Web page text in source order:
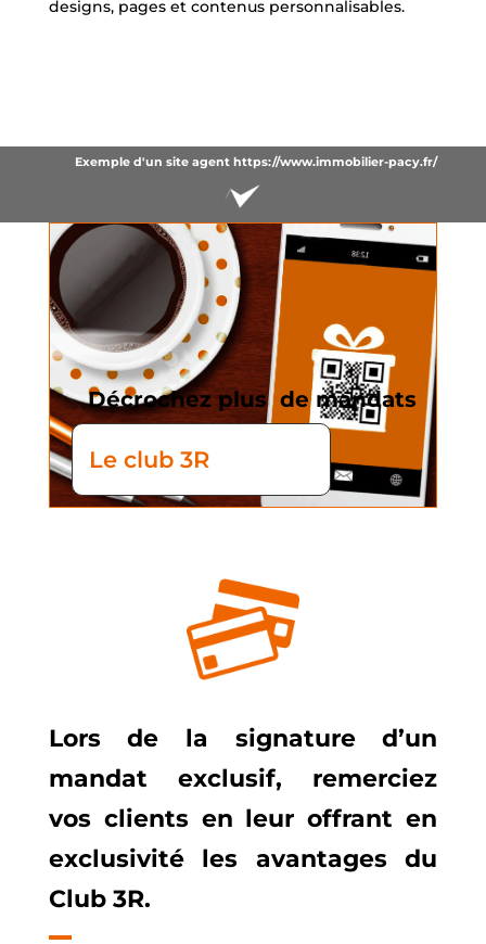
designs, pages et contenus personnalisables.
Exemple d'un site agent https://www.immobilier-pacy.fr/
Décrochez plus de mandats
Le club 3R
Lors de la signature d’un
mandat exclusif, remerciez
vos clients en leur offrant en
exclusivité les avantages du
Club 3R.